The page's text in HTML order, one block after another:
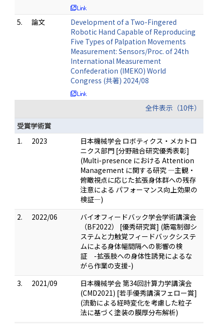
5. 論文
Development of a Two-Fingered
Robotic Hand Capable of Reproducing
Five Types of Palpation Movements
Measurement: Sensors/Proc. of 24th
International Measurement
Confederation (IMEKO) World
Congress (共著) 2024/08
全件表示（10件）
受賞学術賞
1.
2023
日本機械学会 ロボティクス・メカトロ
ニクス部門 [分野融合研究優秀表彰]
(Multi-presence における Attention
Management に関する研究 ―主観・
俯瞰視点に応じた拡張身体群への残存
注意による パフォーマンス向上効果の
検証―)
2.
2022/06
バイオフィードバック学会学術講演会
（BF2022） [優秀研究賞] (筋電制御シ
ステムと力触覚フィードバックシステ
ムによる身体幅間隔への影響の検
証 -拡張肢への身体性誘発によるな
がら作業の支援-)
3.
2021/09
日本機械学会 第34回計算力学講演会
(CMD2021) [若手優秀講演フェロー賞]
(流動による経時変化を考慮した粒子
法に基づく塗装の膜厚分布解析)